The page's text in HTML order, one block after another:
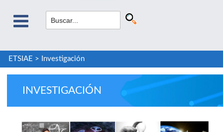
ETSIAE > Investigación
INVESTIGACIÓN